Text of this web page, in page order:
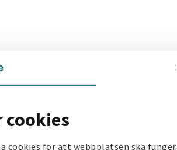
cookies
cookies för att webbplatsen ska